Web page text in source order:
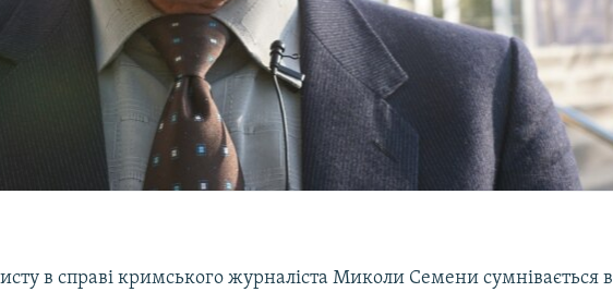
в справі кримського журналіста Миколи Семени сумнівається в